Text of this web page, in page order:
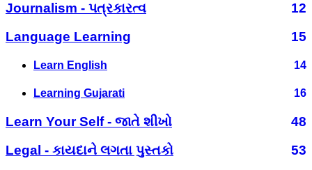
Journalism - પત્રકારત્વ
12
Language Learning
15
Learn English 14
Learning Gujarati 16
Learn Your Self - જાતે શીખો
48
Legal - કાયદાને લગતા પુસ્તકો
53